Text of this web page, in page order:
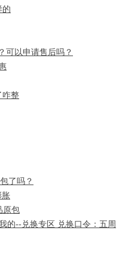
的
可以申请售后吗？
咋整
了吗？
胀
原包
的--兑换专区 兑换口令：五周